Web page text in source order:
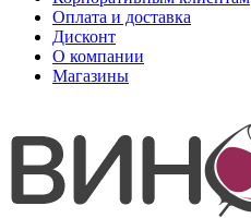
Оплата и доставка
Дисконт
О компании
Магазины